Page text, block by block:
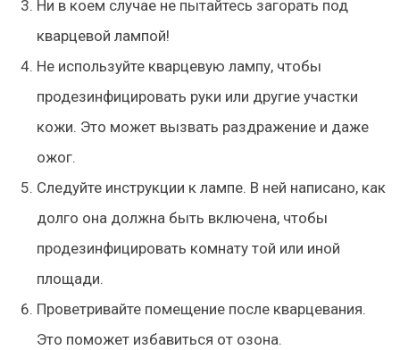
Ни в коем случае не пытайтесь загорать под
кварцевой лампой!
Не используйте кварцевую лампу, чтобы
продезинфицировать руки или другие участки
кожи. Это может вызвать раздражение и даже
ожог.
Следуйте инструкции к лампе. В ней написано, как
долго она должна быть включена, чтобы
продезинфицировать комнату той или иной
площади.
Проветривайте помещение после кварцевания.
Это поможет избавиться от озона.